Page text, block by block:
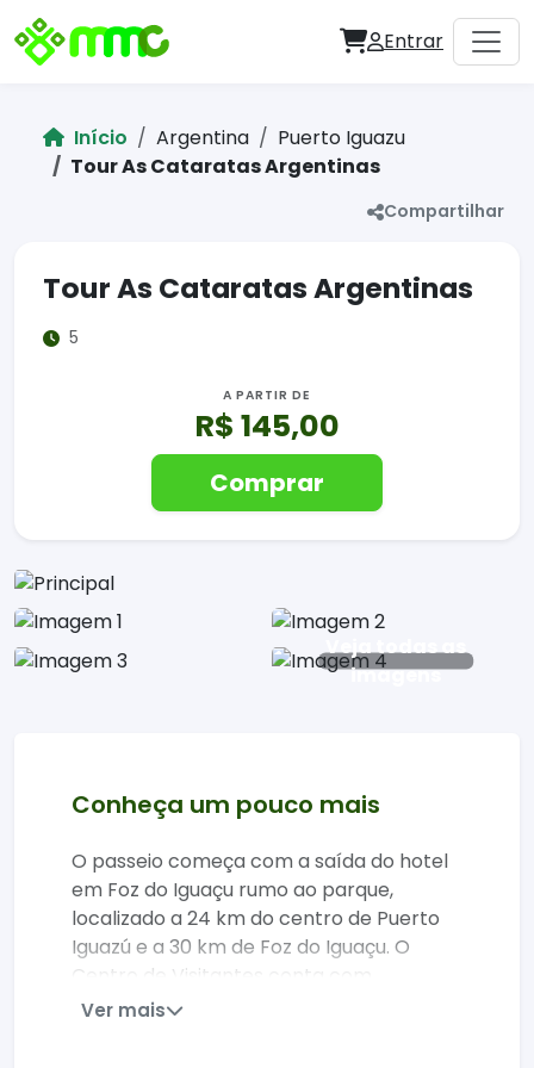
Entrar
Início Argentina
Puerto Iguazu
Tour As Cataratas Argentinas
Compartilhar
Tour As Cataratas Argentinas
5
A PARTIR DE
R$ 145,00
Comprar
Veja todas as
imagens
Conheça um pouco mais
O passeio começa com a saída do hotel
em Foz do Iguaçu rumo ao parque,
localizado a 24 km do centro de Puerto
Iguazú e a 30 km de Foz do Iguaçu. O
Centro de Visitantes conta com
excelente estrutura: restaurantes,
Ver mais